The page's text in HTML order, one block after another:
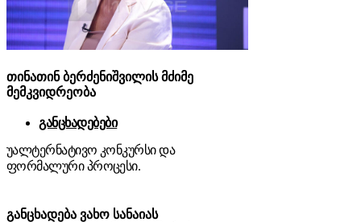
თინათინ ბერძენიშვილის მძიმე
მემკვიდრეობა
განცხადებები
უალტერნატივო კონკურსი და
ფორმალური პროცესი.
განცხადება ვახო სანაიას